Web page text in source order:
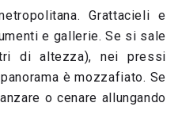
Grattacieli e
e gallerie. Se si sale
di altezza), nei pressi
è mozzafiato. Se
o cenare allungando